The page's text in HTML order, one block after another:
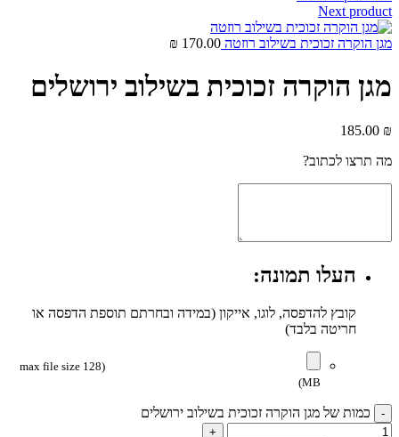
Next product
מגן הוקרה זכוכית בשילוב רוזטה 170.00
₪
מגן הוקרה זכוכית בשילוב ירושלים
185.00 ₪
מה תרצו לכתוב?
העלו תמונה:
קובץ להדפסה, לוגו, אייקון (במידה ובחרתם תוספת הדפסה או
חריטה בלבד)
(max file size 128
MB)
כמות של מגן הוקרה זכוכית בשילוב ירושלים